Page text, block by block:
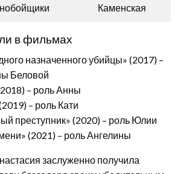
Каменская
в фильмах
назначенного убийцы» (2017) –
Беловой
– роль Анны
– роль Кати
преступник» (2020) – роль Юлии
(2021) – роль Ангелины
заслуженно получила